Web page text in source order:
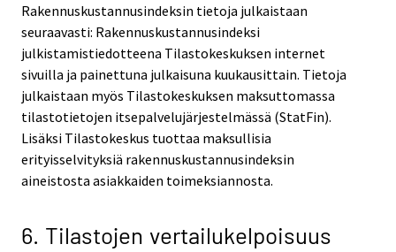
Rakennuskustannusindeksin tietoja julkaistaan
seuraavasti: Rakennuskustannusindeksi
julkistamistiedotteena Tilastokeskuksen internet
sivuilla ja painettuna julkaisuna kuukausittain. Tietoja
julkaistaan myös Tilastokeskuksen maksuttomassa
tilastotietojen itsepalvelujärjestelmässä (StatFin).
Lisäksi Tilastokeskus tuottaa maksullisia
erityisselvityksiä rakennuskustannusindeksin
aineistosta asiakkaiden toimeksiannosta.
6. Tilastojen vertailukelpoisuus